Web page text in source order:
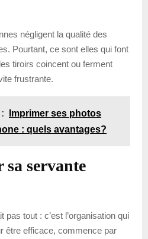
négligent la qualité des
Pourtant, ce sont elles qui font
tiroirs coincent ou ferment
frustrante.
Imprimer ses photos
: quels avantages?
sa servante
pas tout : c’est l’organisation qui
être efficace, commence par